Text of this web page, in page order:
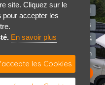
Accueil
Mentions légales
Politique de confidentialité
Contact / Plan
site. Cliquez sur le
pour accepter les
En savoir plus
les Cookies